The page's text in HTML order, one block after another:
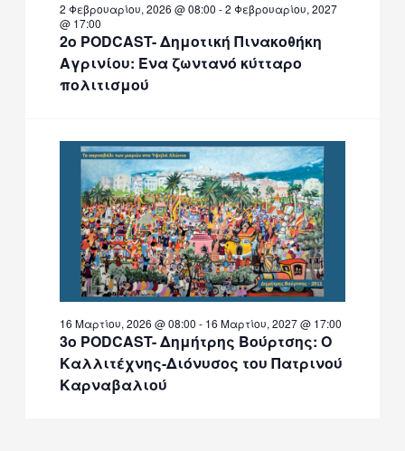
2ο PODCAST- Δημοτική Πινακοθήκη
Αγρινίου: Ένα ζωντανό κύτταρο
πολιτισμού
2 Φεβρουαρίου, 2026 @ 08:00 -2 Φεβρουαρίου, 2027
@ 17:00
3ο PODCAST- Δημήτρης Βούρτσης: Ο
Καλλιτέχνης-Διόνυσος του Πατρινού
Καρναβαλιού
16 Μαρτίου, 2026 @ 08:00 - 16 Μαρτίου, 2027 @ 17:00